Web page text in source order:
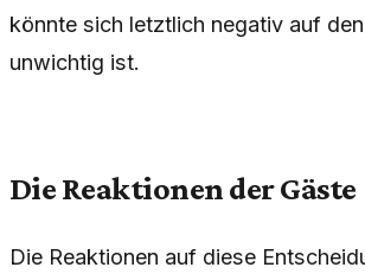
könnte sich letztlich negativ auf
unwichtig ist.
Die Reaktionen der Gäste
Die Reaktionen auf diese